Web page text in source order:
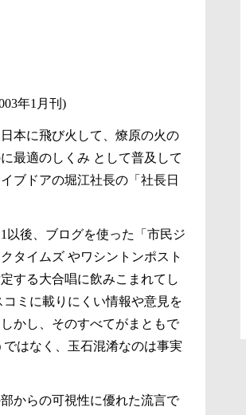
年1月刊)
本に飛び火して、燎原の火の
最適のしくみ として普及して
ブドアの堀江社長の「社長日
以後、ブログを使った「市民ジ
タイムズ やワシントンポスト
する大合唱に飲みこまれてし
ミに載りにくい情報や意見を
かし、そのすべてがまともで
はなく、玉石混淆なのは事実
からの可視性に優れた流言で